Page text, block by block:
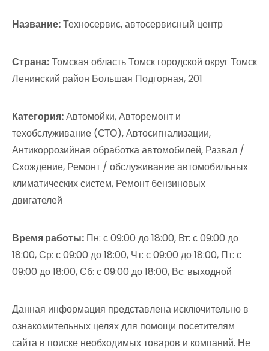
Название:Техносервис, автосервисный центр
Страна:Томская область Томск городской округ Томск
Ленинский район Большая Подгорная, 201
Категория:Автомойки, Авторемонт и
техобслуживание (СТО), Автосигнализации,
Антикоррозийная обработка автомобилей, Развал /
Схождение, Ремонт / обслуживание автомобильных
климатических систем, Ремонт бензиновых
двигателей
Время работы: Пн: с 09:00 до 18:00, Вт: с 09:00 до
18:00, Ср: с 09:00 до 18:00, Чт: с 09:00 до 18:00, Пт: с
09:00 до 18:00, Сб: с 09:00 до 18:00, Вс: выходной
Данная информация представлена исключительно в
ознакомительных целях для помощи посетителям
сайта в поиске необходимых товаров и компаний. Не